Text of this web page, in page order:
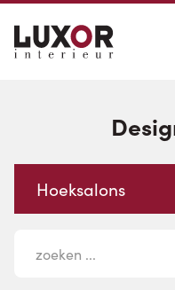
Hoeksalons